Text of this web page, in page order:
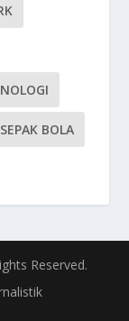
SEPAK BOLA
Reserved.